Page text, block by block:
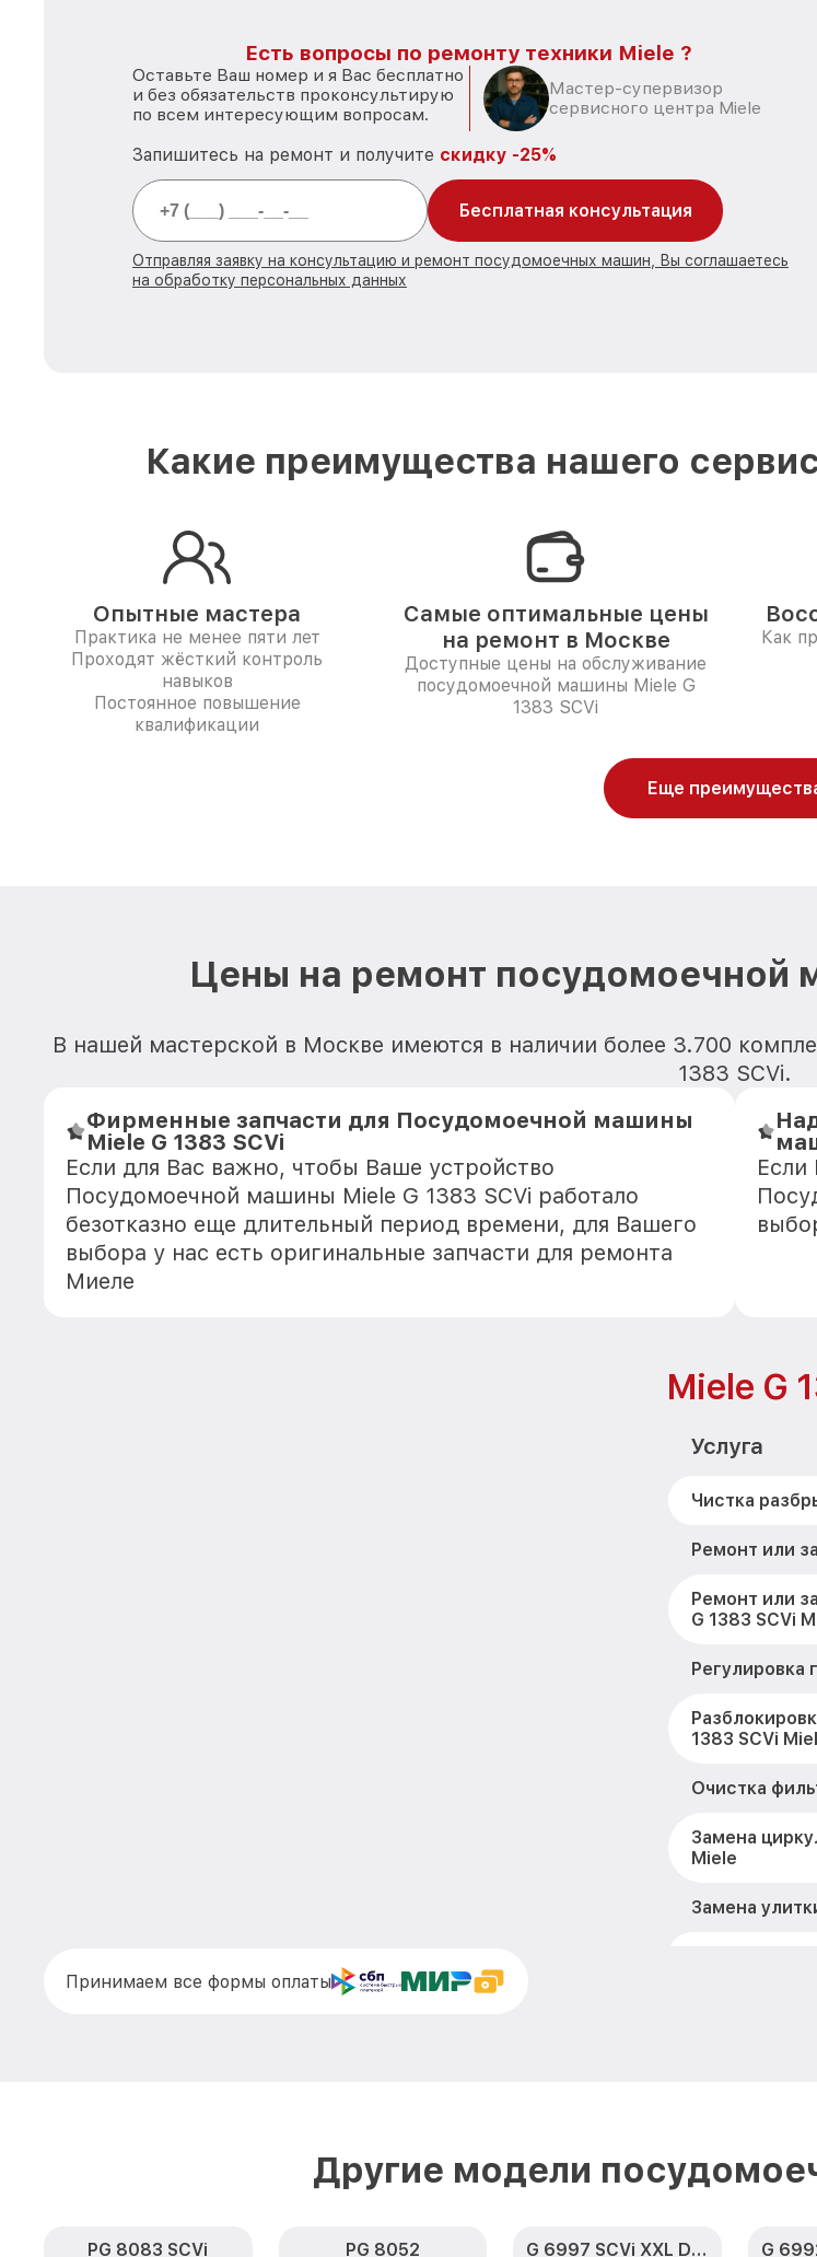
Есть вопросы по ремонту техники Miele ?
Оставьте Ваш номер и я Вас бесплатно
и без обязательств проконсультирую
по всем интересующим вопросам.
Мастер-супервизор
сервисного центра Miele
Запишитесь на ремонт и получите скидку -25%
Бесплатная консультация
Отправляя заявку на консультацию и ремонт посудомоечных машин, Вы соглашаетесь
на обработку персональных данных
Какие преимущества нашего
Опытные мастера
Практика не менее пяти лет
Проходят жёсткий контроль
навыков
Постоянное повышение
квалификации
Самые оптимальные цены
на ремонт в Москве
Доступные цены на обслуживание
посудомоечной машины Miele G
1383 SCVi
Как
Еще
Цены на ремонт посудомоечной
В нашей мастерской в Москве имеются в наличии более 3.700
1383 SCVi.
Фирменные запчасти для Посудомоечной машины
Miele G 1383 SCVi
Если для Вас важно, чтобы Ваше устройство
Посудомоечной машины Miele G 1383 SCVi работало
безотказно еще длительный период времени, для Вашего
выбора у нас есть оригинальные запчасти для ремонта
Миеле
Если
Miele G
Услуга
Чистка
Ремонт или
Ремонт или
G 1383 SCVi
Регулировка
1383 SCVi
Очистка
Замена
Miele
Замена
Ремонт
Принимаем все формы оплаты
Другие модели
PG 8083 SCVi PG 8052 G 6997 SCVi XXL D ED230 2,0 k2o